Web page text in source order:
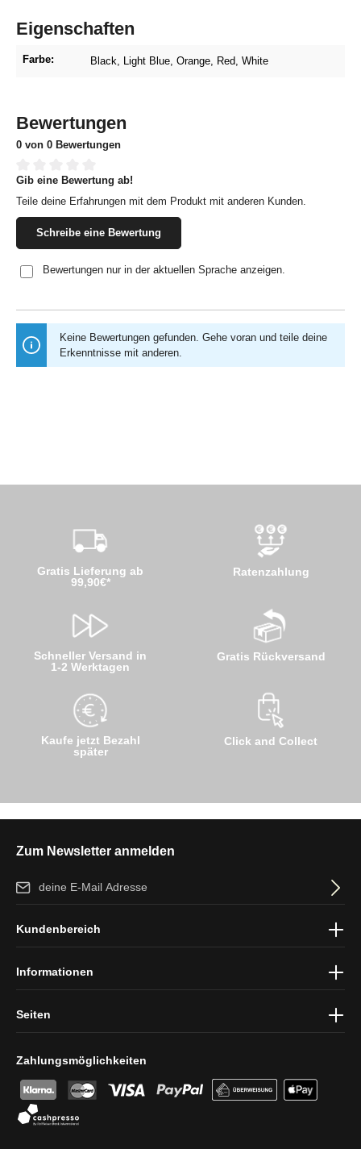
Eigenschaften
Farbe: Black , Light Blue , Orange , Red , White
Bewertungen
0 von 0 Bewertungen
Durchschnittliche Bewertung von 0 von 5 Sternen
Gib eine Bewertung ab!
Teile deine Erfahrungen mit dem Produkt mit anderen Kunden.
Schreibe eine Bewertung
Bewertungen nur in der aktuellen Sprache anzeigen.
Keine Bewertungen gefunden. Gehe voran und teile deine
Erkenntnisse mit anderen.
Gratis Lieferung ab
99,90€*
Schneller Versand in
1-2 Werktagen
Kaufe jetzt Bezahl
später
Ratenzahlung
Gratis Rückversand
Click and Collect
Zum Newsletter anmelden
E-Mail-Adresse*
und dieAGBgelesen und bin mit ihnen einverstanden.
Zahlungsmöglichkeiten
Kundenbereich
Informationen
Seiten